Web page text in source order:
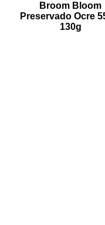
Broom Bloom
Preservado Ocre
130g